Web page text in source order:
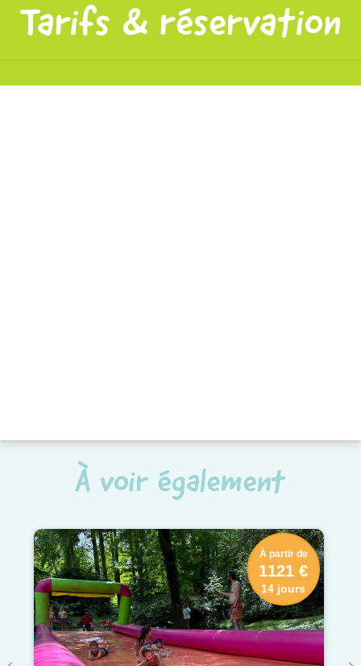
Tarifs & réservation
À voir également
À partir de
1121 €
14 jours